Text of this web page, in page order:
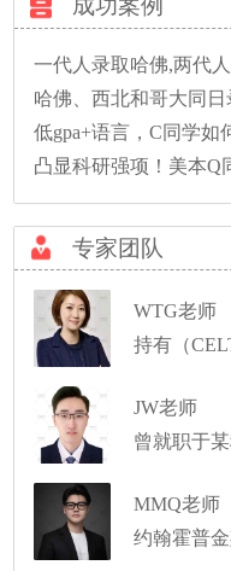
成功案例
一代人录取哈佛,两代
哈佛、西北和哥大同
低gpa+语言，C同学如
专家团队
WTG老师
JW老师
曾就职于
MMQ老师